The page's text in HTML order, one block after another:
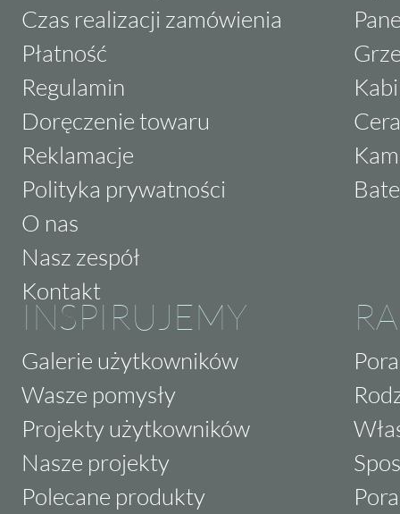
Czas realizacji zamówienia
Płatność
Regulamin
Doręczenie towaru
Reklamacje
Polityka prywatności
O nas
Nasz zespół
Kontakt
INSPIRUJEMY
Galerie użytkowników
Wasze pomysły
Projekty użytkowników
Nasze projekty
Polecane produkty